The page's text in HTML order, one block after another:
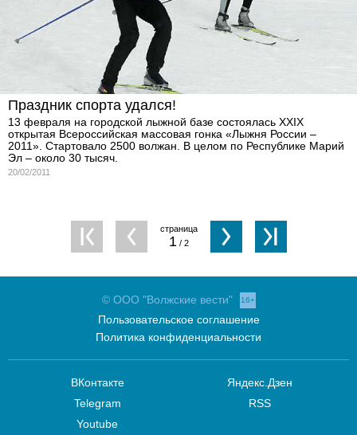
Праздник спорта удался!
13 февраля на городской лыжной базе состоялась XXIX
открытая Всероссийская массовая гонка «Лыжня России –
2011». Стартовало 2500 волжан. В целом по Республике Марий
Эл – около 30 тысяч.
20/02/2011
1 / 2
© ООО "Волжские вести" 16+
Пользовательское соглашение
Политика конфиденциальности
ВКонтакте
Telegram
Youtube
Яндекс.Дзен
RSS